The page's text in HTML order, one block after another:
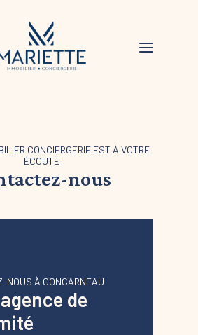
nous
CONCIERGERIE EST À VOTRE
ÉCOUTE
de
NOUS À CONCARNEAU